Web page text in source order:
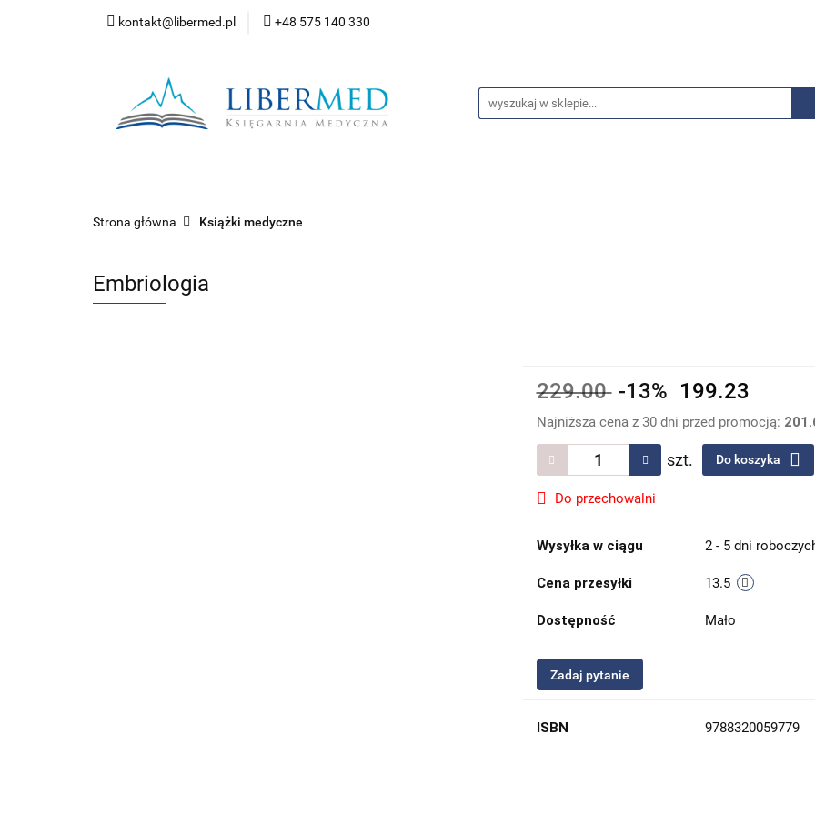
kontakt@libermed.pl +48 575 140 330
Nowości Wyprzedaże
Kontakt
Strona główna Książki medyczne
Embriologia
229.00 -13% 199.23
Najniższa cena z 30 dni przed promocją:
szt. Do koszyka
Do przechowalni
Wysyłka w ciągu 2 - 5 dni
Cena przesyłki 13.5
Dostępność Mało
Zadaj pytanie
ISBN 9788320059779